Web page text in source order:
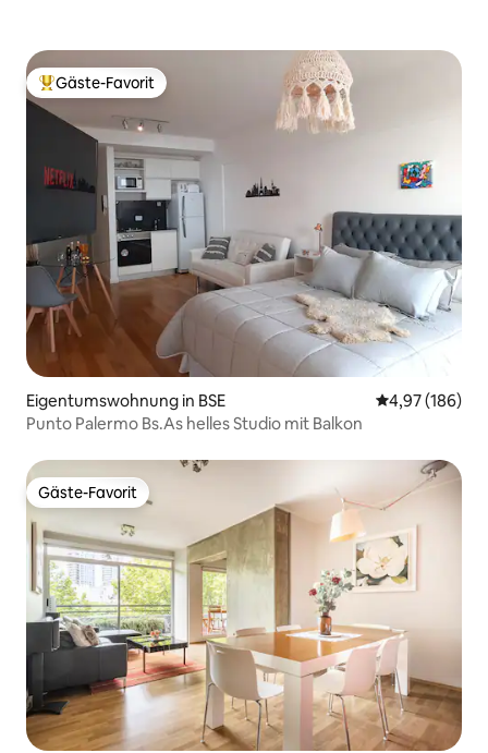
Beliebter Gäste-Favorit.
Gäste-Favorit
Eigentumswohnung in BSE
4,97 (186)
Punto Palermo Bs.As helles Studio mit Balkon
Gäste-Favorit
Gäste-Favorit